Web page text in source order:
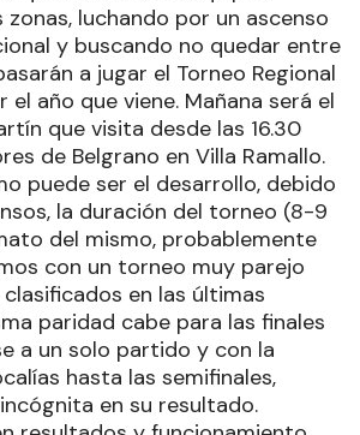
luchando por un ascenso
y buscando no quedar entre
a jugar el Torneo Regional
el año que viene. Mañana será el
que visita desde las 16.30
de Belgrano en Villa Ramallo.
puede ser el desarrollo, debido
la duración del torneo (8-9
del mismo, probablemente
con un torneo muy parejo
en las últimas
paridad cabe para las finales
a un solo partido y con la
hasta las semifinales,
en su resultado.